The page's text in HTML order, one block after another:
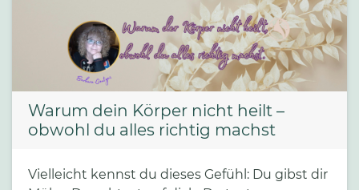
Warum dein Körper nicht heilt –
obwohl du alles richtig machst
Vielleicht kennst du dieses Gefühl: Du gibst dir